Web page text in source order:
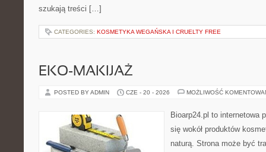
szukają treści […]
CATEGORIES: KOSMETYKA WEGAŃSKA I CRUELTY FREE
EKO-MAKIJAŻ
POSTED BY ADMIN CZE - 20 - 2026 MOŻLIWOŚĆ
Bioarp24.pl to internetowa
się wokół produktów
naturą. Strona może być